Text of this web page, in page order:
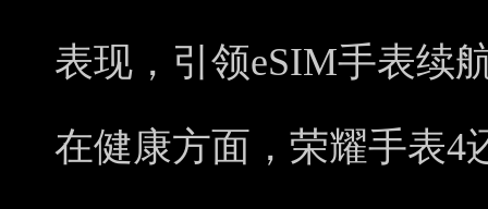
表现，引领eSIM手表续
在健康方面，荣耀手表4